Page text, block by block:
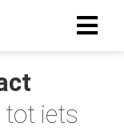
tot iets